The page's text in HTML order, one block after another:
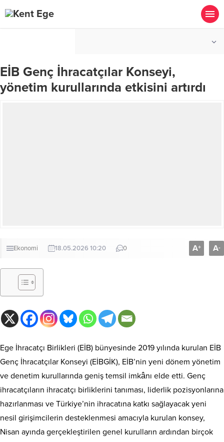
EİB Genç İhracatçılar Konseyi,
yönetim kurullarında etkisini artırdı
Ekonomi 18.05.2026 10:20 0 A+ A-
Ege İhracatçı Birlikleri (EİB) bünyesinde 2019 yılında kurulan EİB
Genç İhracatçılar Konseyi (EİBGİK), EİB’nin yeni dönem yönetim
ve denetim kurullarında geniş temsil imkânı elde etti. Genç
ihracatçıların ihracatçı birliklerini tanıması, liderlik pozisyonlarına
hazırlanması ve Türkiye’nin ihracatına katkı sağlayacak yeni
nesil girişimcilerin desteklenmesi amacıyla kurulan konsey,
Nisan ayında gerçekleştirilen genel kurulların ardından birçok